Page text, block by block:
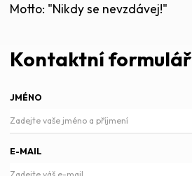
Motto: "Nikdy se nevzdávej!"
Kontaktní formulář
JMÉNO
E-MAIL